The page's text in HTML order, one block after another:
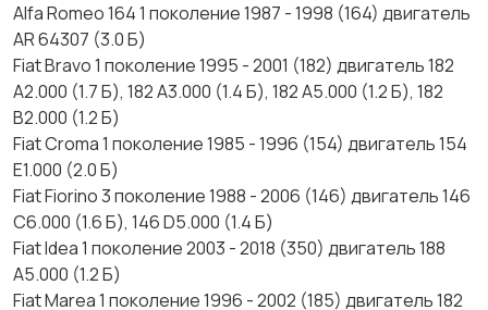
Alfa Romeo 164 1 поколение 1987 - 1998 (164) двигатель
AR 64307 (3.0 Б)
Fiat Bravo 1 поколение 1995 - 2001 (182) двигатель 182
A2.000 (1.7 Б), 182 A3.000 (1.4 Б), 182 A5.000 (1.2 Б), 182
B2.000 (1.2 Б)
Fiat Croma 1 поколение 1985 - 1996 (154) двигатель 154
E1.000 (2.0 Б)
Fiat Fiorino 3 поколение 1988 - 2006 (146) двигатель 146
C6.000 (1.6 Б), 146 D5.000 (1.4 Б)
Fiat Idea 1 поколение 2003 - 2018 (350) двигатель 188
A5.000 (1.2 Б)
Fiat Marea 1 поколение 1996 - 2002 (185) двигатель 182